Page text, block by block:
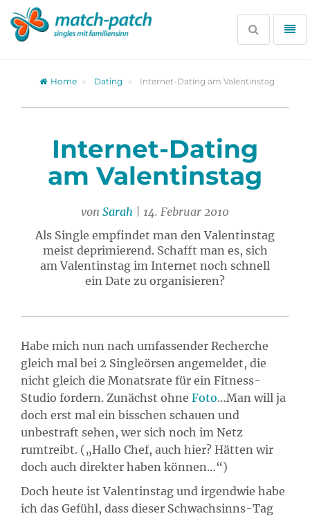
Zur
Partnersuche
Suche
öffnen
Home Dating Internet-Dating am Valentinstag
Internet-Dating
am Valentinstag
von Sarah | 14. Februar 2010
Als Single empfindet man den Valentinstag
meist deprimierend. Schafft man es, sich
am Valentinstag im Internet noch schnell
ein Date zu organisieren?
Habe mich nun nach umfassender Recherche
gleich mal bei 2 Singleörsen angemeldet, die
nicht gleich die Monatsrate für ein Fitness-
Studio fordern. Zunächst ohne Foto…Man will ja
doch erst mal ein bisschen schauen und
unbestraft sehen, wer sich noch im Netz
rumtreibt. („Hallo Chef, auch hier? Hätten wir
doch auch direkter haben können…“)
Doch heute ist Valentinstag und irgendwie habe
ich das Gefühl, dass dieser Schwachsinns-Tag